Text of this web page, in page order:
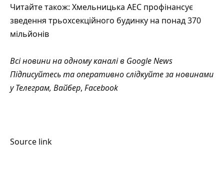
Читайте також: Хмельницька АЕС профінансує
зведення трьохсекційного будинку на понад 370
мільйонів
Всі новини на одному каналі в Google News
Підписуйтесь та оперативно слідкуйте за новинами
уТелеграм, Вайбер, Facebook
Source link